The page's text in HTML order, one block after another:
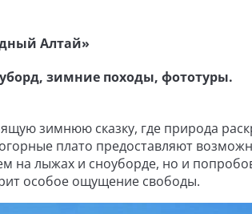
Алтай»
зимние походы, фототуры.
зимнюю сказку, где природа
плато предоставляют
на лыжах и сноуборде, но и
особое ощущение свободы.